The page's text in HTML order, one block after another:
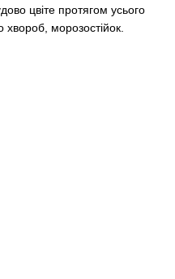
цвіте протягом усього
морозостійок.